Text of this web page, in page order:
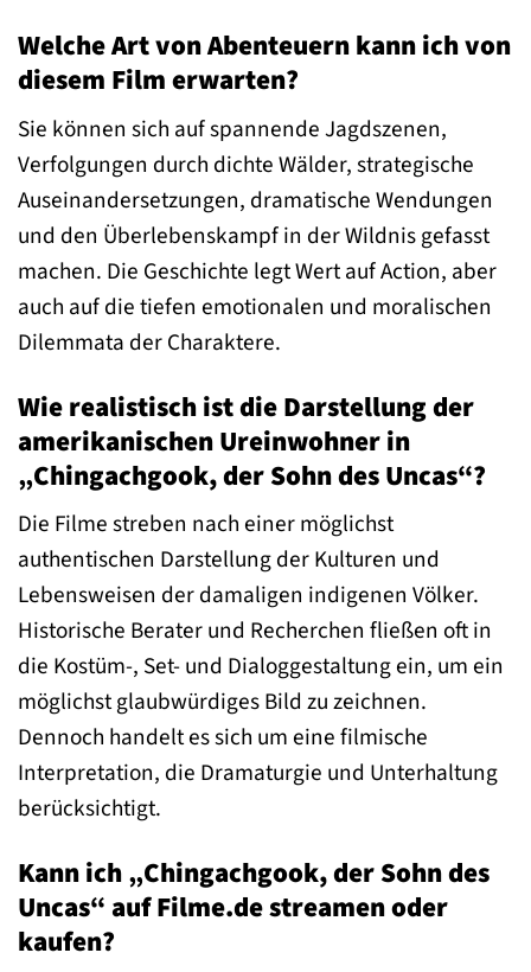
Welche Art von Abenteuern kann ich von
diesem Film erwarten?
Sie können sich auf spannende Jagdszenen,
Verfolgungen durch dichte Wälder, strategische
Auseinandersetzungen, dramatische Wendungen
und den Überlebenskampf in der Wildnis gefasst
machen. Die Geschichte legt Wert auf Action, aber
auch auf die tiefen emotionalen und moralischen
Dilemmata der Charaktere.
Wie realistisch ist die Darstellung der
amerikanischen Ureinwohner in
„Chingachgook, der Sohn des Uncas“?
Die Filme streben nach einer möglichst
authentischen Darstellung der Kulturen und
Lebensweisen der damaligen indigenen Völker.
Historische Berater und Recherchen fließen oft in
die Kostüm-, Set- und Dialoggestaltung ein, um ein
möglichst glaubwürdiges Bild zu zeichnen.
Dennoch handelt es sich um eine filmische
Interpretation, die Dramaturgie und Unterhaltung
berücksichtigt.
Kann ich „Chingachgook, der Sohn des
Uncas“ auf Filme.de streamen oder
kaufen?